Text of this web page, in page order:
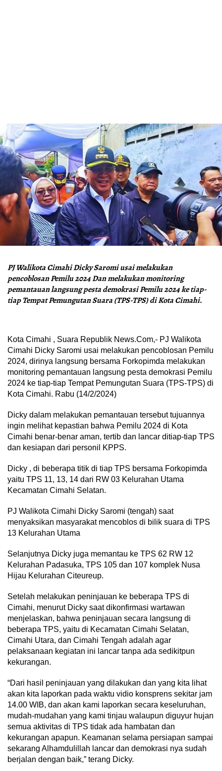
PJ Walikota Cimahi Dicky Saromi usai melakukan
pencoblosan Pemilu 2024 Dan melakukan monitoring
pemantauan langsung pesta demokrasi Pemilu 2024 ke tiap-
tiap Tempat Pemungutan Suara (TPS-TPS) di Kota Cimahi.
Kota Cimahi , Suara Republik News.Com,- PJ Walikota
Cimahi Dicky Saromi usai melakukan pencoblosan Pemilu
2024, dirinya langsung bersama Forkopimda melakukan
monitoring pemantauan langsung pesta demokrasi Pemilu
2024 ke tiap-tiap Tempat Pemungutan Suara (TPS-TPS) di
Kota Cimahi. Rabu (14/2/2024)
Dicky dalam melakukan pemantauan tersebut tujuannya
ingin melihat kepastian bahwa Pemilu 2024 di Kota
Cimahi benar-benar aman, tertib dan lancar ditiap-tiap TPS
dan kesiapan dari personil KPPS.
Dicky , di beberapa titik di tiap TPS bersama Forkopimda
yaitu TPS 11, 13, 14 dari RW 03 Kelurahan Utama
Kecamatan Cimahi Selatan.
PJ Walikota Cimahi Dicky Saromi (tengah) saat
menyaksikan masyarakat mencoblos di bilik suara di TPS
13 Kelurahan Utama
Selanjutnya Dicky juga memantau ke TPS 62 RW 12
Kelurahan Padasuka, TPS 105 dan 107 komplek Nusa
Hijau Kelurahan Citeureup.
Setelah melakukan peninjauan ke beberapa TPS di
Cimahi, menurut Dicky saat dikonfirmasi wartawan
menjelaskan, bahwa peninjauan secara langsung di
beberapa TPS, yaitu di Kecamatan Cimahi Selatan,
Cimahi Utara, dan Cimahi Tengah adalah agar
pelaksanaan kegiatan ini lancar tanpa ada sedikitpun
kekurangan.
“Dari hasil peninjauan yang dilakukan dan yang kita lihat
akan kita laporkan pada waktu vidio konsprens sekitar jam
14.00 WIB, dan akan kami laporkan secara keseluruhan,
mudah-mudahan yang kami tinjau walaupun diguyur hujan
semua aktivitas di TPS tidak ada hambatan dan
kekurangan apapun. Keamanan selama persiapan sampai
sekarang Alhamdulillah lancar dan demokrasi nya sudah
berjalan dengan baik,” terang Dicky.